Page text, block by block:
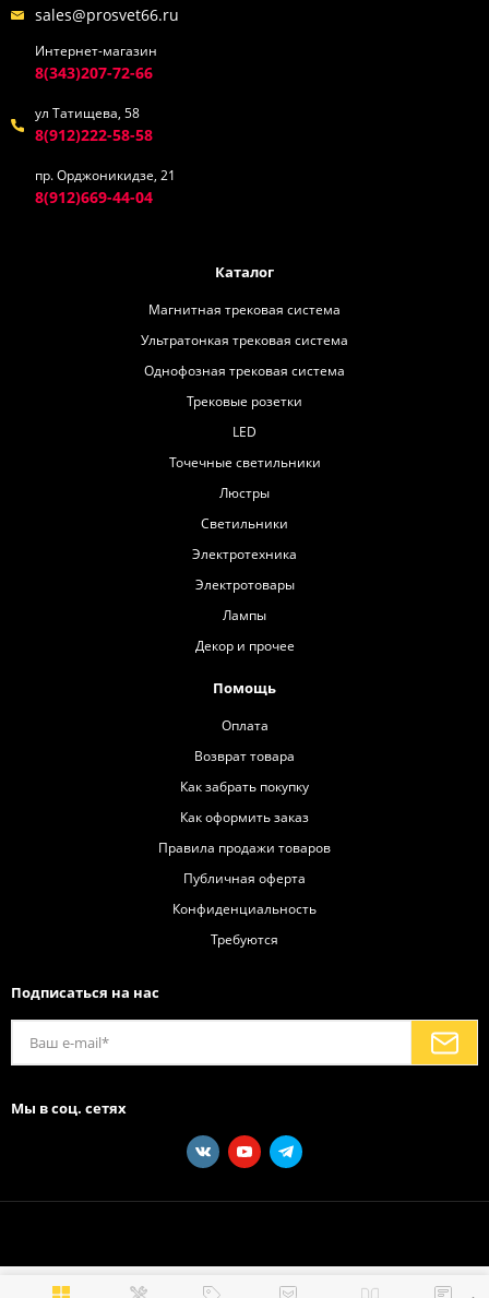
sales@prosvet66.ru
Интернет-магазин
8(343)207-72-66
ул Татищева, 58
8(912)222-58-58
пр. Орджоникидзе, 21
8(912)669-44-04
Каталог
Магнитная трековая система
Ультратонкая трековая система
Однофозная трековая система
Трековые розетки
LED
Точечные светильники
Люстры
Светильники
Электротехника
Электротовары
Лампы
Декор и прочее
Помощь
Оплата
Возврат товара
Как забрать покупку
Как оформить заказ
Правила продажи товаров
Публичная оферта
Конфиденциальность
Требуются
Подписаться на нас
Мы в соц. сетях